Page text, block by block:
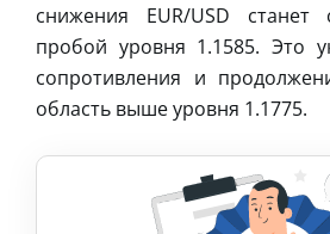
снижения EUR/USD
пробой уровня 1.1585. Это
сопротивления и
область выше уровня 1.1775.